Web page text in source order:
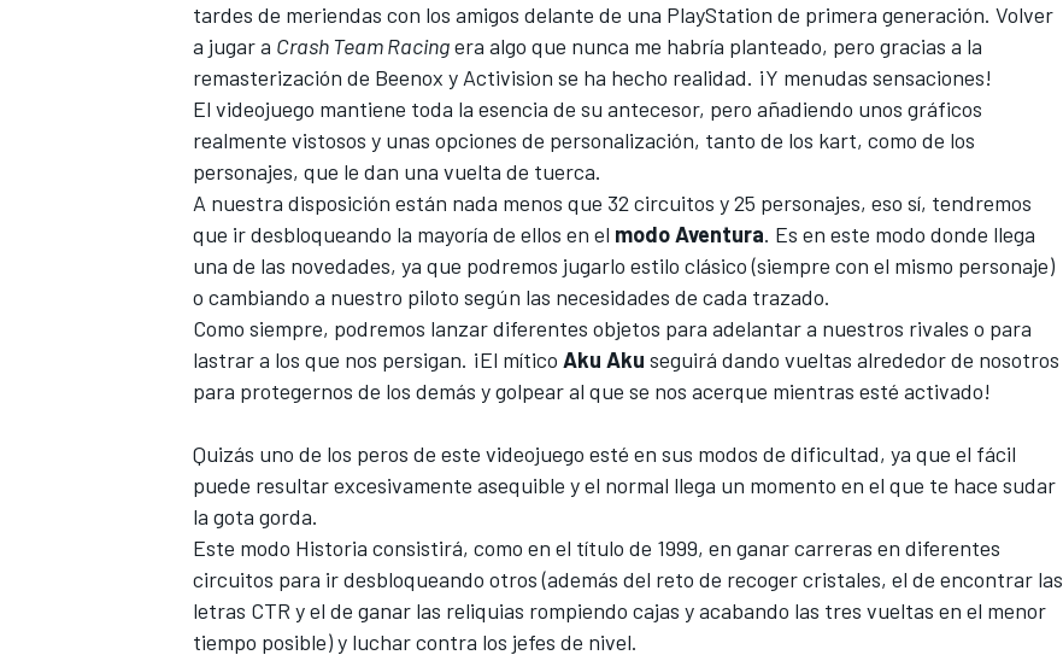
tardes de meriendas con los amigos delante de una PlayStation de primera generación. Volver
a jugar a Crash Team Racingera algo que nunca me habría planteado, pero gracias a la
remasterización de Beenox y Activision se ha hecho realidad. ¡Y menudas sensaciones!
El videojuego mantiene toda la esencia de su antecesor, pero añadiendo unos gráficos
realmente vistosos y unas opciones de personalización, tanto de los kart, como de los
personajes, que le dan una vuelta de tuerca.
A nuestra disposición están nada menos que 32 circuitos y 25 personajes, eso sí, tendremos
que ir desbloqueando la mayoría de ellos en el modoAventura. Es en este modo donde llega
una de las novedades, ya que podremos jugarlo estilo clásico (siempre con el mismo personaje)
o cambiando a nuestro piloto según las necesidades de cada trazado.
Como siempre, podremos lanzar diferentes objetos para adelantar a nuestros rivales o para
lastrar a los que nos persigan. ¡El mítico Aku Aku seguirá dando vueltas alrededor de nosotros
para protegernos de los demás y golpear al que se nos acerque mientras esté activado!
Quizás uno de los peros de este videojuego esté en sus modos de dificultad, ya que el fácil
puede resultar excesivamente asequible y el normal llega un momento en el que te hace sudar
la gota gorda.
Este modo Historia consistirá, como en el título de 1999, en ganar carreras en diferentes
circuitos para ir desbloqueando otros (además del reto de recoger cristales, el de encontrar las
letras CTR y el de ganar las reliquias rompiendo cajas y acabando las tres vueltas en el menor
tiempo posible) y luchar contra los jefes de nivel.